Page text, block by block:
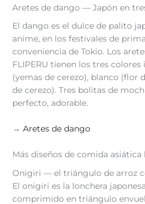
Aretes de dango — Japón en
El dango es el dulce de palito
anime, en los festivales de
conveniencia de Tokio. Los
FLIPERU tienen los tres
(yemas de cerezo), blanco (flor
de cerezo). Tres bolitas de
perfecto, adorable.
→Aretes de dango
Más diseños de comida asiática
Onigiri — el triángulo de arroz
El onigiri es la lonchera
comprimido en triángulo